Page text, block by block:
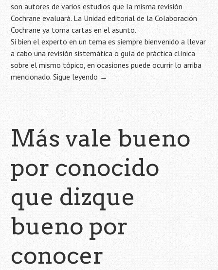
son autores de varios estudios que la misma revisión
Cochrane evaluará. La Unidad editorial de la Colaboración
Cochrane ya toma cartas en el asunto.
Si bien el experto en un tema es siempre bienvenido a llevar
a cabo una revisión sistemática o guía de práctica clínica
sobre el mismo tópico, en ocasiones puede ocurrir lo arriba
mencionado.Sigue leyendo →
Más vale bueno
por conocido
que dizque
bueno por
conocer